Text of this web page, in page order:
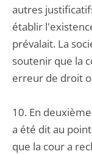
autres
établir
prévalait. La
soutenir que la
erreur de droit
10. En
a été dit au
que la cour a